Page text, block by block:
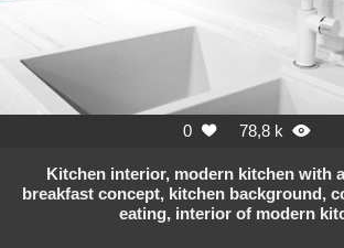
0  78,8 k 
Kitchen interior, modern kitchen with
breakfast concept, kitchen background,
eating, interior of modern